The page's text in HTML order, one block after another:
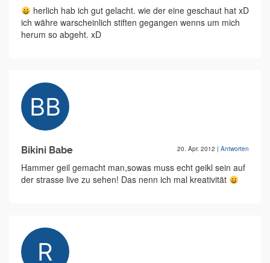
herlich hab ich gut gelacht. wie der eine geschaut hat xD
ich währe warscheinlich stiften gegangen wenns um mich
herum so abgeht. xD
Bikini Babe 20. Apr. 2012 | Antworten
Hammer geil gemacht man,sowas muss echt geikl sein auf
der strasse live zu sehen! Das nenn ich mal kreativität